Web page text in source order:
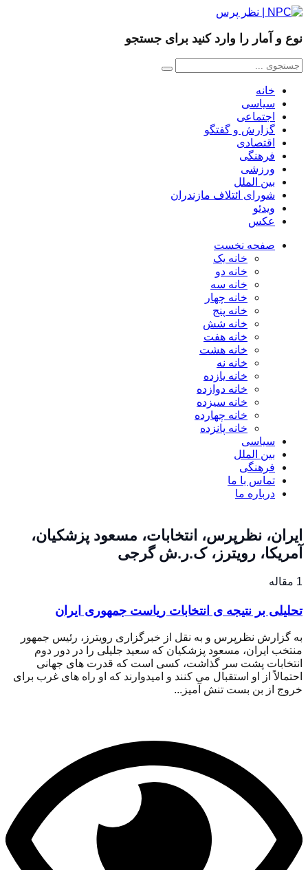
نوع و آمار را وارد کنید برای جستجو
خانه
سیاسی
اجتماعی
گزارش و گفتگو
اقتصادی
فرهنگی
ورزشی
بین الملل
شورای ائتلاف مازندران
ویدئو
عکس
صفحه نخست
خانه یک
خانه دو
خانه سه
خانه چهار
خانه پنج
خانه شش
خانه هفت
خانه هشت
خانه نه
خانه یازده
خانه دوازده
خانه سیزده
خانه چهارده
خانه پانزده
سیاسی
بین الملل
فرهنگی
تماس با ما
درباره ما
ایران، نظرپرس، انتخابات، مسعود پزشکیان،
آمریکا، رویترز، ک.ر.ش گرجی
1 مقاله
تحلیلی بر نتیجه ی انتخابات ریاست جمهوری ایران
به گزارش نظرپرس و به نقل از خبرگزاری رویترز، رئیس جمهور
منتخب ایران، مسعود پزشکیان که سعید جلیلی را در دور دوم
انتخابات پشت سر گذاشت، کسی است که قدرت های جهانی
احتمالاً از او استقبال می کنند و امیدوارند که او راه های غرب برای
خروج از بن بست تنش آمیز...